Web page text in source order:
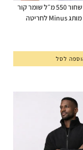
בקבוק טרמי קיווי שחור 550 מ״ל שומר קור
וחום משולב שעם מותג Minus לחריטה
לסל